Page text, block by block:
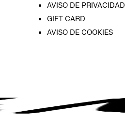
AVISO DE PRIVACIDAD
GIFT CARD
AVISO DE COOKIES